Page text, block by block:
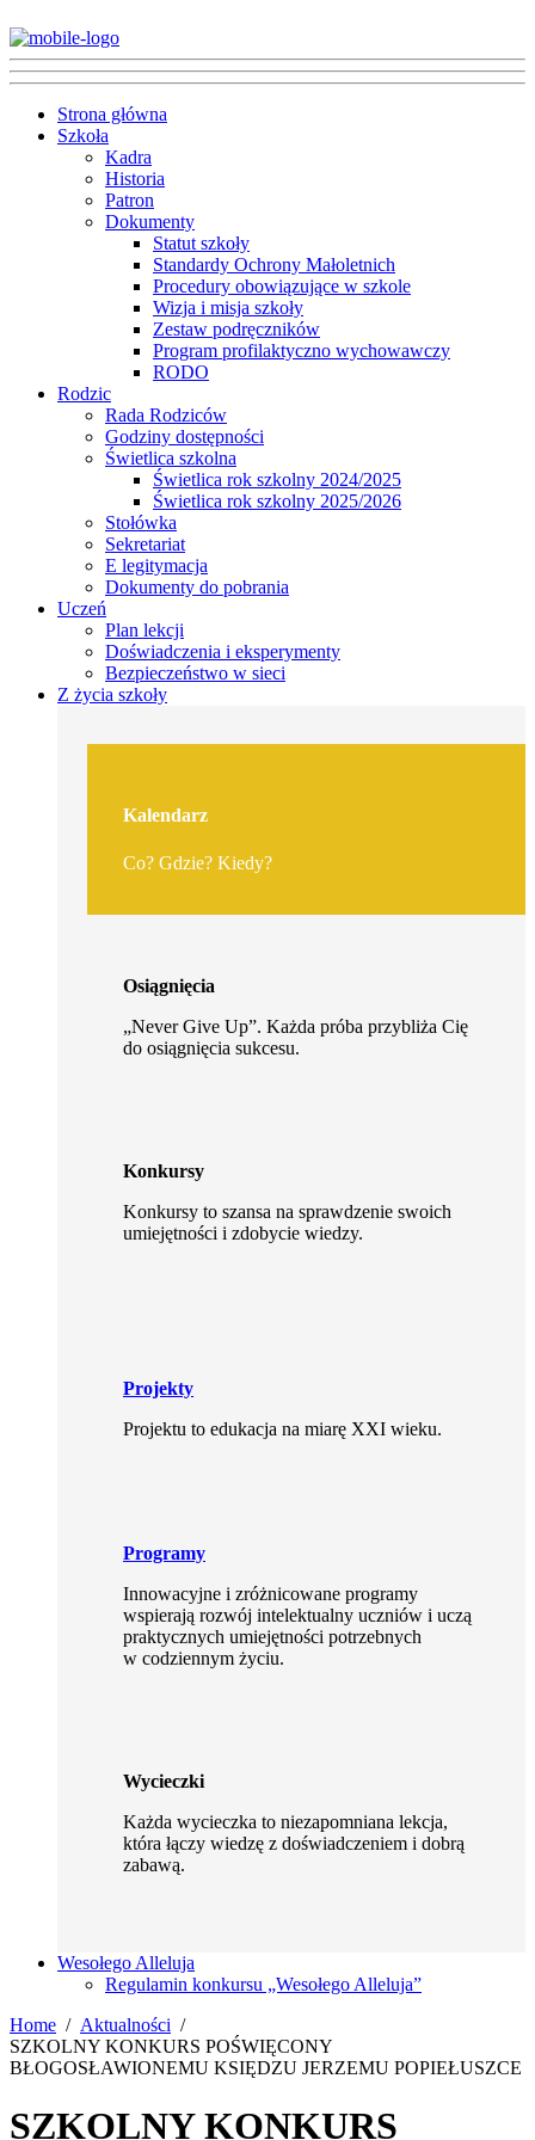
Strona główna
Szkoła
Kadra
Historia
Patron
Dokumenty
Statut szkoły
Standardy Ochrony Małoletnich
Procedury obowiązujące w szkole
Wizja i misja szkoły
Zestaw podręczników
Program profilaktyczno wychowawczy
RODO
Rodzic
Rada Rodziców
Godziny dostępności
Świetlica szkolna
Świetlica rok szkolny 2024/2025
Świetlica rok szkolny 2025/2026
Stołówka
Sekretariat
E legitymacja
Dokumenty do pobrania
Uczeń
Plan lekcji
Doświadczenia i eksperymenty
Bezpieczeństwo w sieci
Z życia szkoły
Kalendarz
Co? Gdzie? Kiedy?
Osiągnięcia
„Never Give Up”. Każda próba przybliża Cię
do osiągnięcia sukcesu.
Konkursy
Konkursy to szansa na sprawdzenie swoich
umiejętności i zdobycie wiedzy.
Projekty
Projektu to edukacja na miarę XXI wieku.
Programy
Innowacyjne i zróżnicowane programy
wspierają rozwój intelektualny uczniów i uczą
praktycznych umiejętności potrzebnych
w codziennym życiu.
Wycieczki
Każda wycieczka to niezapomniana lekcja,
która łączy wiedzę z doświadczeniem i dobrą
zabawą.
Wesołego Alleluja
Regulamin konkursu „Wesołego Alleluja”
Home
Aktualności
SZKOLNY KONKURS POŚWIĘCONY
BŁOGOSŁAWIONEMU KSIĘDZU JERZEMU POPIEŁUSZCE
SZKOLNY KONKURS